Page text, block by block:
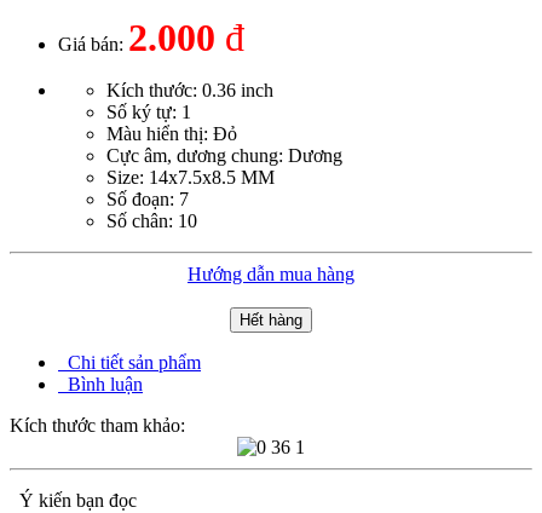
Giá bán: 2.000 đ
Kích thước: 0.36 inch
Số ký tự: 1
Màu hiển thị: Đỏ
Cực âm, dương chung: Dương
Size: 14x7.5x8.5 MM
Số đoạn: 7
Số chân: 10
Hướng dẫn mua hàng
Hết hàng
Chi tiết sản phẩm
Bình luận
Kích thước tham khảo:
Ý kiến bạn đọc